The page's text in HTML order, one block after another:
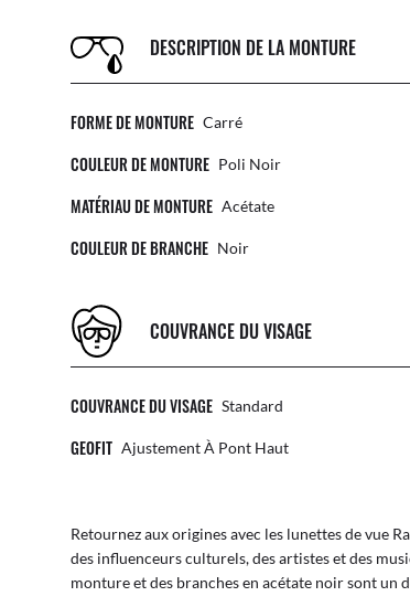
DESCRIPTION DE LA MONTURE
FORME DE MONTURE Carré
COULEUR DE MONTURE Poli Noir
MATÉRIAU DE MONTURE Acétate
COULEUR DE BRANCHE Noir
COUVRANCE DU VISAGE
COUVRANCE DU VISAGE Standard
GEOFIT Ajustement À Pont Haut
Retournez aux origines avec les lunettes de vue
des influenceurs culturels, des artistes et des
monture et des branches en acétate noir sont